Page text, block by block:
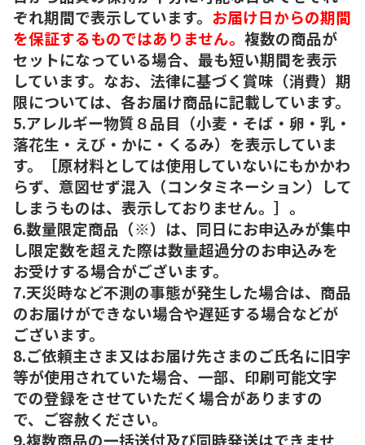
ぞれ期間で表示しています。 お届け日からの期間
を保証するものではありません。 複数の商品が
セットになっている場合、最も短い期間を表示
しています。なお、法律に基づく賞味（消費）期
限については、各お届け商品に記載しています。
5.アレルギー物質８品目（小麦・そば・卵・乳・
落花生・えび・かに・くるみ）を表示していま
す。［原材料としては使用していないにもかかわ
らず、意図せず混入（コンタミネーション）して
しまうものは、表示しておりません。］。
6.数量限定商品（※）は、同日にお申込みが集中
し限定数を超えた際は数量超過分のお申込みを
お受けする場合がございます。
7.天災時など不測の事態が発生した場合は、商品
のお届けができない場合や遅延する場合などが
ございます。
8.ご依頼主さま又はお届け先さまのご氏名に旧字
等が使用されていた場合、一部、印刷可能文字
での登録をさせていただく場合がありますの
で、ご容赦ください。
9.複数商品の一括送付及び同時発送はできませ